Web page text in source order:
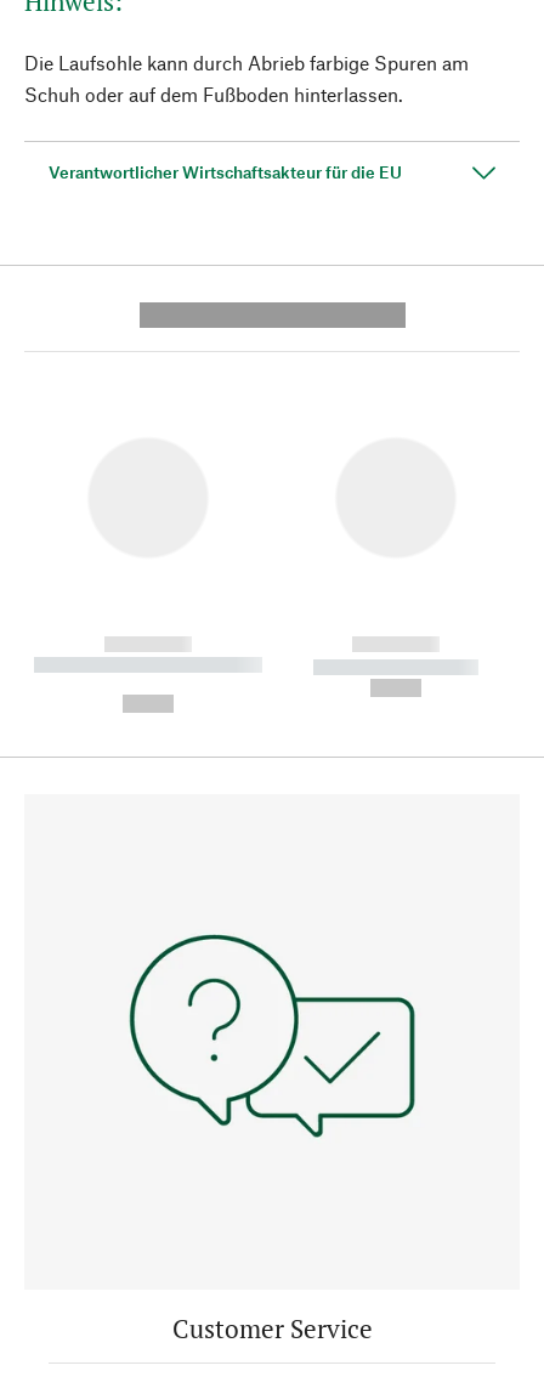
Die Laufsohle kann durch Abrieb farbige Spuren am
Schuh oder auf dem Fußboden hinterlassen.
Verantwortlicher Wirtschaftsakteur für die EU
------------
----------- ----------- --------
------------
----------- -----------
Customer Service